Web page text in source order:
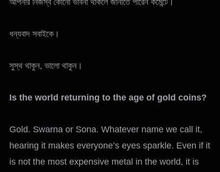
ধন্যবাদ সবাইকে।
সুস্থ থাকুন, ভালো থাকুন।
Is the world returning to the age of gold coins?
Gold. Swarna or Sona. Whatever name we call it,
hearing it makes everyone’s eyes sparkle. Even if it
is not the most expensive metal in the world, it is